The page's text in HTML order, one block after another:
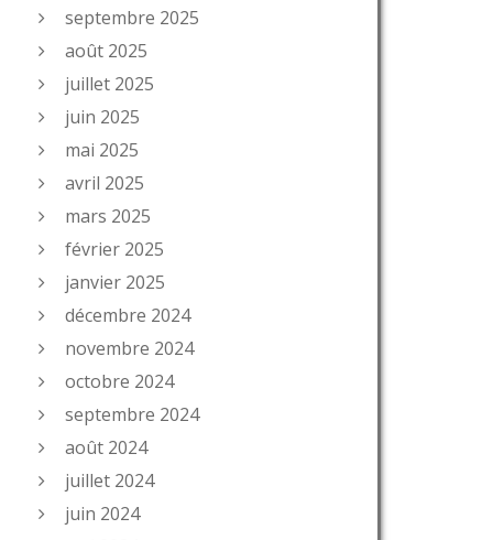
septembre 2025
août 2025
juillet 2025
juin 2025
mai 2025
avril 2025
mars 2025
février 2025
janvier 2025
décembre 2024
novembre 2024
octobre 2024
septembre 2024
août 2024
juillet 2024
juin 2024